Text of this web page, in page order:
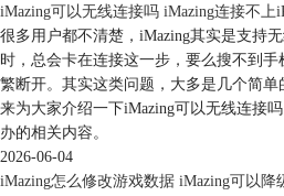
图7：iMazing备
iMazing可以无线连接吗 iMazing连接不上
很多用户都不清楚，iMazing其实是支持
时，总会卡在连接这一步，要么搜不到
繁断开。其实这类问题，大多是几个简
来为大家介绍一下iMazing可以无线连接
办的相关内容。
2026-06-04
iMazing怎么修改游戏数据 iMazing可以降